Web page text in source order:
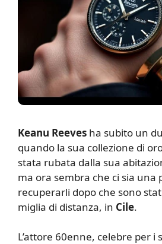
Keanu Reeves ha subito un
quando la sua collezione di
stata rubata dalla sua
ma ora sembra che ci sia una
recuperarli dopo che sono
miglia di distanza, in Cile.
L’attore 60enne, celebre per i